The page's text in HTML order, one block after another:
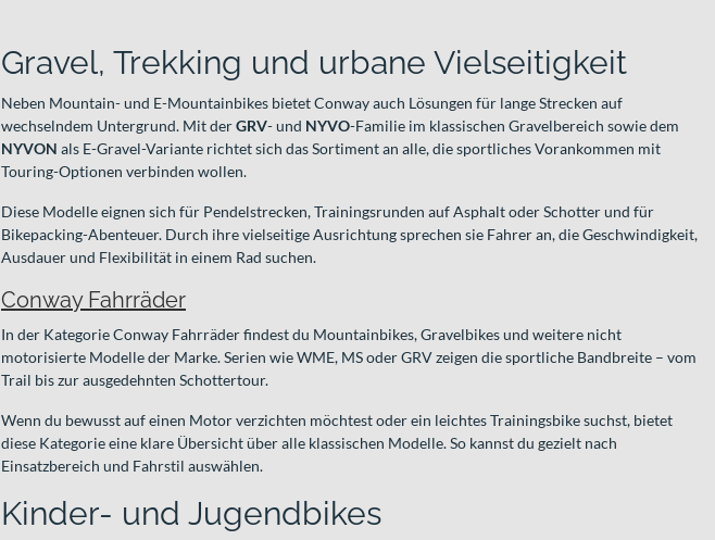
Gravel, Trekking und urbane Vielseitigkeit
Neben Mountain- und E-Mountainbikes bietet Conway auch Lösungen für lange Strecken auf
wechselndem Untergrund. Mit derGRV- und NYVO-Familie im klassischen Gravelbereich sowie dem
NYVON als E-Gravel-Variante richtet sich das Sortiment an alle, die sportliches Vorankommen mit
Touring-Optionen verbinden wollen.
Diese Modelle eignen sich für Pendelstrecken, Trainingsrunden auf Asphalt oder Schotter und für
Bikepacking-Abenteuer. Durch ihre vielseitige Ausrichtung sprechen sie Fahrer an, die Geschwindigkeit,
Ausdauer und Flexibilität in einem Rad suchen.
Conway Fahrräder
In der Kategorie Conway Fahrräder findest du Mountainbikes, Gravelbikes und weitere nicht
motorisierte Modelle der Marke. Serien wie WME, MS oder GRV zeigen die sportliche Bandbreite – vom
Trail bis zur ausgedehnten Schottertour.
Wenn du bewusst auf einen Motor verzichten möchtest oder ein leichtes Trainingsbike suchst, bietet
diese Kategorie eine klare Übersicht über alle klassischen Modelle. So kannst du gezielt nach
Einsatzbereich und Fahrstil auswählen.
Kinder- und Jugendbikes